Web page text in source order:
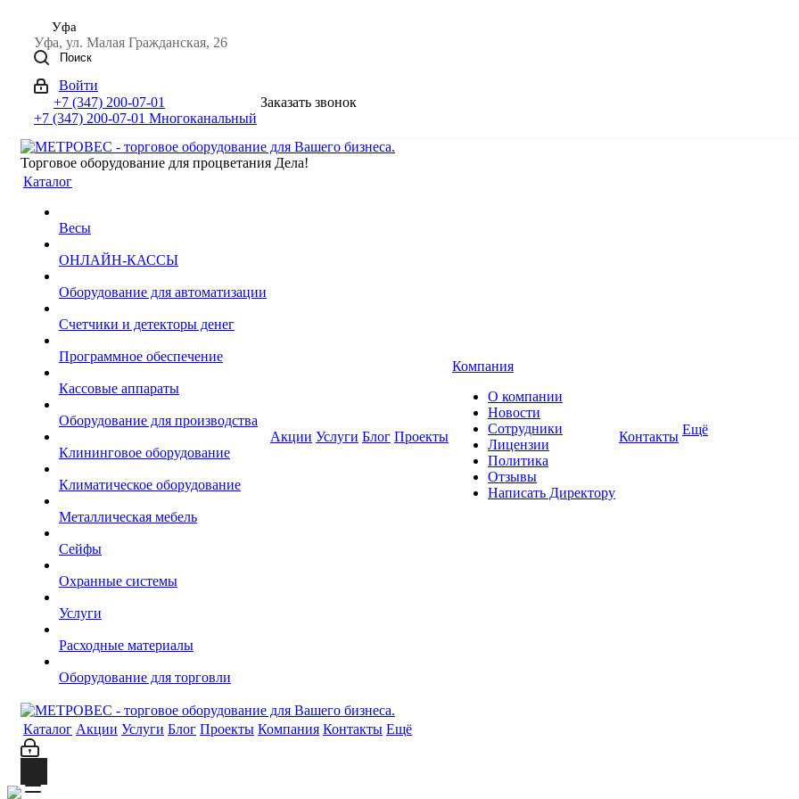
Уфа
Уфа, ул. Малая Гражданская, 26
Поиск
Войти
+7 (347) 200-07-01
+7 (347) 200-07-01 Многоканальный
Заказать звонок
Торговое оборудование для процветания Дела!
Каталог
Весы
ОНЛАЙН-КАССЫ
Оборудование для автоматизации
Счетчики и детекторы денег
Программное обеспечение
Кассовые аппараты
Оборудование для производства
Клининговое оборудование
Климатическое оборудование
Металлическая мебель
Сейфы
Охранные системы
Услуги
Расходные материалы
Оборудование для торговли
Акции Услуги Блог Проекты
Компания
О компании
Новости
Сотрудники
Лицензии
Политика
Отзывы
Написать Директору
Контакты Ещё
Каталог Акции Услуги Блог Проекты Компания Контакты Ещё